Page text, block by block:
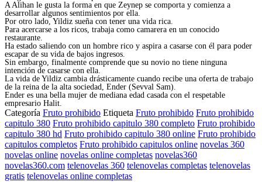
A Alihan le gusta la forma en que Zeynep se comporta y comienza a
desarrollar algunos sentimientos por ella.
Por otro lado, Yildiz sueña con tener una vida rica.
Para acercarse a los ricos, trabaja como camarera en un conocido
restaurante.
Ha estado saliendo con un hombre rico y aspira a casarse con él para poder
escapar de su vida de bajos ingresos.
Sin embargo, finalmente comprende que su novio no tiene ninguna
intención de casarse con ella.
La vida de Yildiz cambia drásticamente cuando recibe una oferta de trabajo
de la reina de la alta sociedad, Ender (Sevval Sam).
Ender es una bella mujer de mediana edad casada con el respetable
empresario Halit.
Categoría Fruto prohibido Etiqueta Fruto prohibido Fruto prohibido
capitulo 380 Fruto prohibido capitulo 380 completo Fruto prohibido
capitulo 380 hd Fruto prohibido capitulo 380 online Fruto prohibido
capitulos completos Fruto prohibido capitulos online novelas 360
novelas online novelas online completas novelas360
novelas360.com telenovelas 360 telenovelas completas telenovelas
gratis telenovelas online completas